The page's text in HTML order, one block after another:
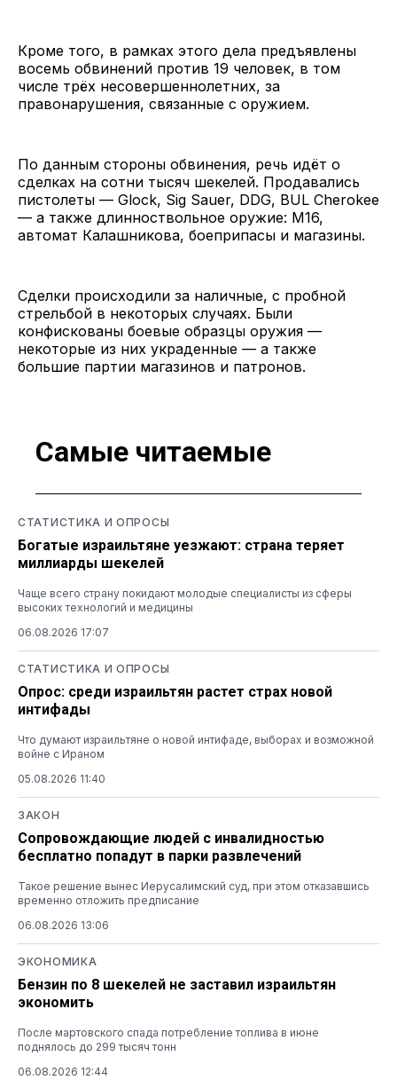
Кроме того, в рамках этого дела предъявлены
восемь обвинений против 19 человек, в том
числе трёх несовершеннолетних, за
правонарушения, связанные с оружием.
По данным стороны обвинения, речь идёт о
сделках на сотни тысяч шекелей. Продавались
пистолеты — Glock, Sig Sauer, DDG, BUL Cherokee
— а также длинноствольное оружие: M16,
автомат Калашникова, боеприпасы и магазины.
Сделки происходили за наличные, с пробной
стрельбой в некоторых случаях. Были
конфискованы боевые образцы оружия —
некоторые из них украденные — а также
большие партии магазинов и патронов.
Самые читаемые
СТАТИСТИКА И ОПРОСЫ
Богатые израильтяне уезжают: страна теряет
миллиарды шекелей
Чаще всего страну покидают молодые специалисты из сферы
высоких технологий и медицины
06.08.2026 17:07
СТАТИСТИКА И ОПРОСЫ
Опрос: среди израильтян растет страх новой
интифады
Что думают израильтяне о новой интифаде, выборах и возможной
войне с Ираном
05.08.2026 11:40
ЗАКОН
Сопровождающие людей с инвалидностью
бесплатно попадут в парки развлечений
Такое решение вынес Иерусалимский суд, при этом отказавшись
временно отложить предписание
06.08.2026 13:06
ЭКОНОМИКА
Бензин по 8 шекелей не заставил израильтян
экономить
После мартовского спада потребление топлива в июне
поднялось до 299 тысяч тонн
06.08.2026 12:44